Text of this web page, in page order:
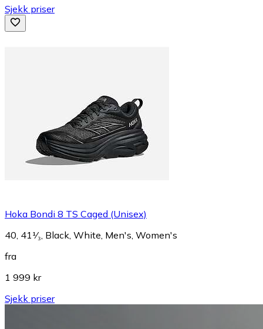
Sjekk priser
Hoka Bondi 8 TS Caged (Unisex)
40, 41¹⁄₃, Black, White, Men's, Women's
fra
1 999 kr
Sjekk priser